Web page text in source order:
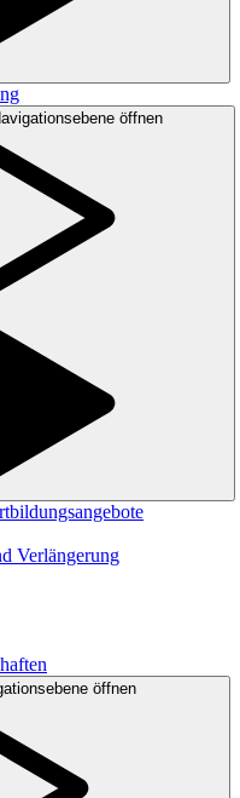
öffnen
Verlängerung
öffnen